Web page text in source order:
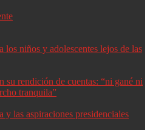
los niños y adolescentes lejos de las
su rendición de cuentas: “ni gané ni
tranquila”
las aspiraciones presidenciales